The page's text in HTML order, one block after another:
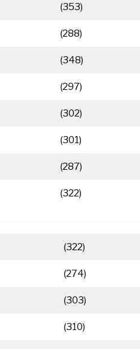
(353)
(288)
(348)
(297)
(302)
(301)
(287)
(322)
(322)
(274)
(303)
(310)